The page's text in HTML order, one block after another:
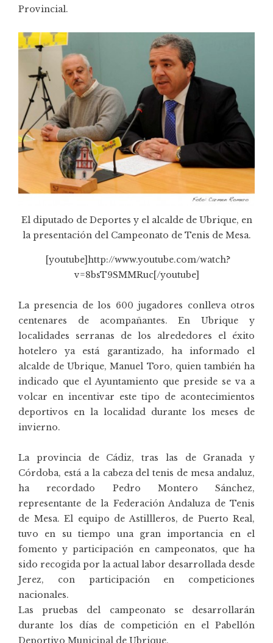
Provincial.
El diputado de Deportes y el alcalde de Ubrique, en
la presentación del Campeonato de Tenis de Mesa.
[youtube]http://www.youtube.com/watch?
v=8bsT9SMMRuc[/youtube]
La presencia de los 600 jugadores conlleva otros
centenares de acompañantes. En Ubrique y
localidades serranas de los alrededores el éxito
hotelero ya está garantizado, ha informado el
alcalde de Ubrique, Manuel Toro, quien también ha
indicado que el Ayuntamiento que preside se va a
volcar en incentivar este tipo de acontecimientos
deportivos en la localidad durante los meses de
invierno.
La provincia de Cádiz, tras las de Granada y
Córdoba, está a la cabeza del tenis de mesa andaluz,
ha recordado Pedro Montero Sánchez,
representante de la Federación Andaluza de Tenis
de Mesa. El equipo de Astillleros, de Puerto Real,
tuvo en su tiempo una gran importancia en el
fomento y participación en campeonatos, que ha
sido recogida por la actual labor desarrollada desde
Jerez, con participación en competiciones
nacionales.
Las pruebas del campeonato se desarrollarán
durante los días de competición en el Pabellón
Deportivo Municipal de Ubrique.